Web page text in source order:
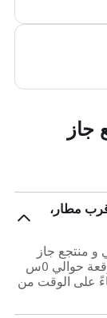
جاز
مطار،
و منتجع جاز
مكادي أويسيس هي 37.7 كم ومدة القيادة المتوقعة حوالي 0س
على الوقت من